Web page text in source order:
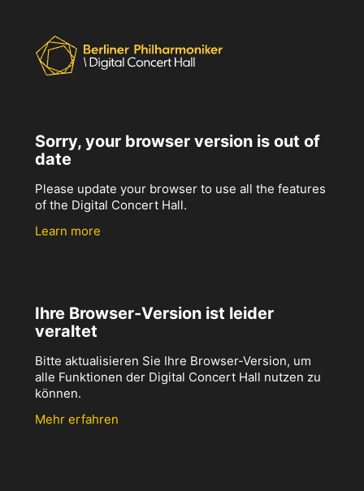
Sorry, your browser version is out of
date
Please update your browser to use all the features
of the Digital Concert Hall.
Learn more
Ihre Browser-Version ist leider
veraltet
Bitte aktualisieren Sie Ihre Browser-Version, um
alle Funktionen der Digital Concert Hall nutzen zu
können.
Mehr erfahren